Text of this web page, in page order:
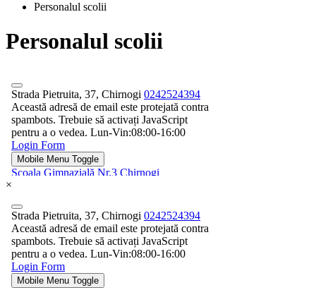
Personalul scolii
Personalul scolii
×